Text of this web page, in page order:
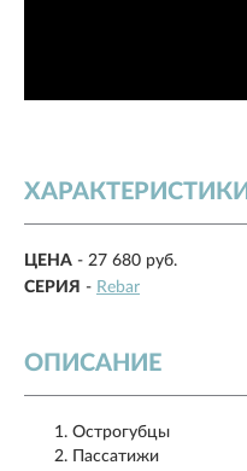
ХАРАКТЕРИСТИКИ
ЦЕНА - 27 680 руб.
СЕРИЯ - Rebar
ОПИСАНИЕ
Острогубцы
Пассатижи